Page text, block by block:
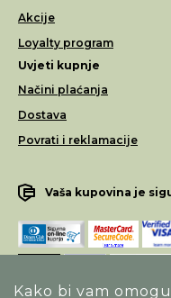
Kako bi vam
Akcije
Loyalty program
Uvjeti kupnje
Načini plaćanja
Dostava
Povrati i reklamacije
Vaša kupovina je